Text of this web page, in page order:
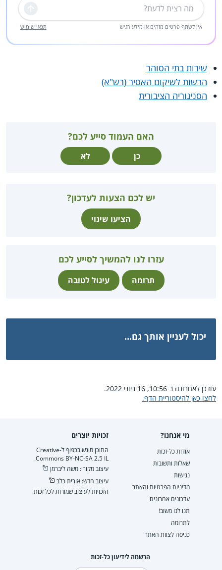
שליחה
אין לשתף פרטים מזהים או מידע רגיש תנאי שימוש
שירות בתי הסוהר
הרשות לשיקום האסיר (רש"א)
הסניגוריה הציבורית
האם העמוד סייע לכם?
כן לא
יש לכם הצעות לעדכון?
הציעו שינוי
עזרו לנו להמשיך לסייע לכם
תרומה עיגול לטובה
יכול לעניין אותך גם...
עודכן לאחרונה ב־10:56, 16 ביוני 2022.
לחצו כאן להיסטוריית הדף.
מי אנחנו?
אודות כל-זכות
שאלות ותשובות
נגישות
מדיניות הפרטיות והאתר
עדכונים אחרונים
תנו לנו משוב!
לתרומה
כניסה לצוות האתר
זכויות יוצרים
התוכן מוגש בכפוף ל-Creative
Commons BY-NC-SA 2.5 IL.
עיצוב מקורי: משה ליברמן
עיצוב חדש: אורית כלב
הזכויות לעיצוב שמורות לכל זכות
הרשמה לידיעון כל-זכות